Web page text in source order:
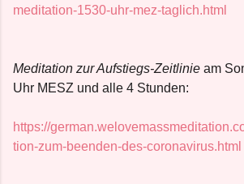
meditation-1530-uhr-mez-taglich.html
Meditation zur Aufstiegs-Zeitlinie am
Uhr MESZ und alle 4 Stunden:
https://
tion-zum-beenden-des-coronavirus.html